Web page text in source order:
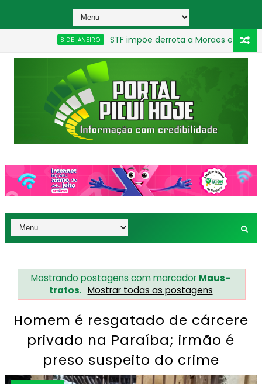
STF impõe derrota a Moraes e amplia redução
Homem é preso suspeito de ameaçar
Mostrando postagens com marcador Maus-
tratos. Mostrar todas as postagens
Homem é resgatado de cárcere
privado na Paraíba; irmão é
preso suspeito do crime